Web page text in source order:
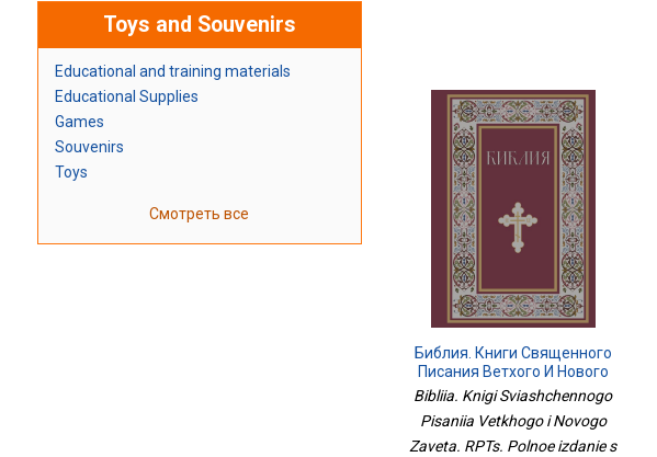
Toys and Souvenirs
Educational and training materials
Educational Supplies
Games
Souvenirs
Toys
Смотреть все
Библия. Книги Священного
Писания Ветхого И Нового
Завета. РПЦ. Полное
Издание С Неканоническими
Книгами. (Красная)
Bibliia. Knigi Sviashchennogo
Pisaniia Vetkhogo i Novogo
Zaveta. RPTs. Polnoe izdanie s